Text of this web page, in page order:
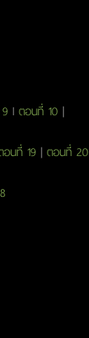
l ตอนที่ 10 |
อนที่ 19 | ตอนที่ 20